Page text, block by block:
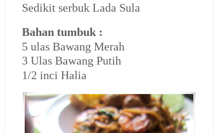
Sedikit serbuk Lada Sula
Bahan tumbuk :
5 ulas Bawang Merah
3 Ulas Bawang Putih
1/2 inci Halia